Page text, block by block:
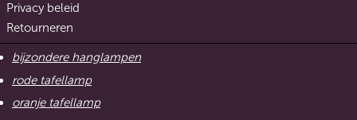
Privacy beleid
Retourneren
bijzondere hanglampen
rode tafellamp
oranje tafellamp